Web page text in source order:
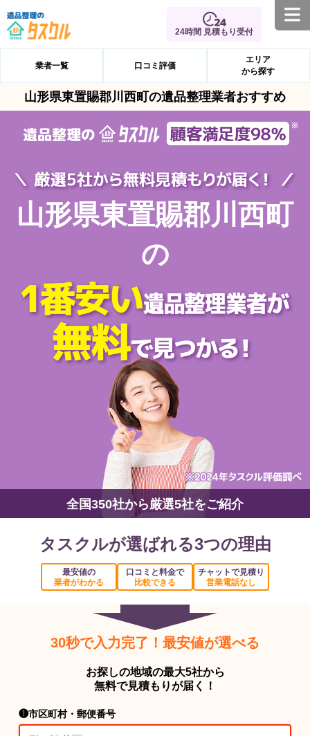
24時間 見積もり受付
業者一覧 口コミ評価
エリア
から探す
山形県東置賜郡川西町の遺品整理業者おすすめ
山形県東置賜郡川西町
の
全国350社から厳選5社をご紹介
タスクルが選ばれる3つの理由
最安値の
業者がわかる
口コミと料金で
比較できる
チャットで見積り
営業電話なし
30秒で入力完了！最安値が選べる
お探しの地域の最大5社から
無料で見積もりが届く！
❶市区町村・郵便番号